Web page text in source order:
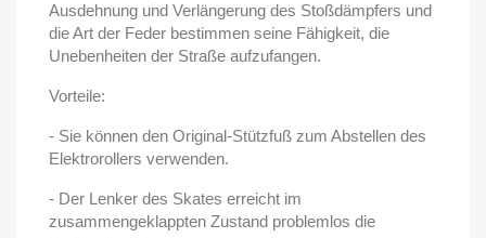
Ausdehnung und Verlängerung des Stoßdämpfers und
die Art der Feder bestimmen seine Fähigkeit, die
Unebenheiten der Straße aufzufangen.
Vorteile:
- Sie können den Original-Stützfuß zum Abstellen des
Elektrorollers verwenden.
- Der Lenker des Skates erreicht im
zusammengeklappten Zustand problemlos die